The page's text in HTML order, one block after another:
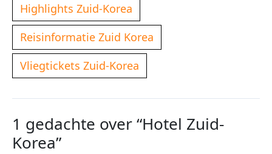
Highlights Zuid-Korea
Reisinformatie Zuid Korea
Vliegtickets Zuid-Korea
1 gedachte over “Hotel Zuid-
Korea”